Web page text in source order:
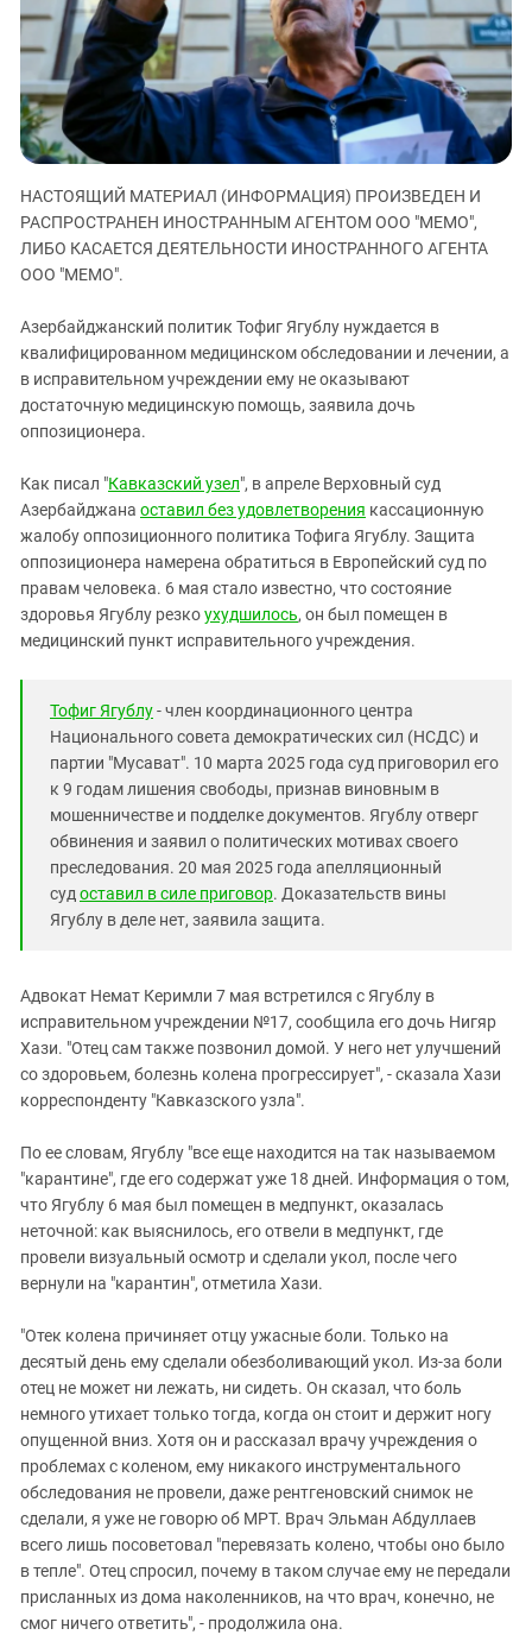
ЗАСТАВЛЯЕТ
КАВКАЗ ЗА ПАЛЕСТИНУ
ИНАКОМЫСЛИЕ В ЧЕЧНЕ
ПРЕСЛЕДОВАНИЕ АКТИВИСТОВ
МОБИЛИЗАЦИЯ И ПРОТЕСТЫ
Дагестан
Ингушетия
Кабардино-Балкария
Калмыкия
Карачаево-Черкесия
Краснодарский край
Нагорный Карабах
Российская Федерация
Северная Осетия - Алания
СКФО
Ставропольский край
Южная Осетия
Южный Кавказ
ЮФО
НАСТОЯЩИЙ МАТЕРИАЛ (ИНФОРМАЦИЯ) ПРОИЗВЕДЕН И
РАСПРОСТРАНЕН ИНОСТРАННЫМ АГЕНТОМ ООО "МЕМО",
ЛИБО КАСАЕТСЯ ДЕЯТЕЛЬНОСТИ ИНОСТРАННОГО АГЕНТА
ООО "МЕМО".
Азербайджанский политик Тофиг Ягублу нуждается в
квалифицированном медицинском обследовании и лечении, а
в исправительном учреждении ему не оказывают
достаточную медицинскую помощь, заявила дочь
оппозиционера.
Как писал "Кавказский узел", в апреле Верховный суд
Азербайджана оставил без удовлетворения кассационную
жалобу оппозиционного политика Тофига Ягублу. Защита
оппозиционера намерена обратиться в Европейский суд по
правам человека. 6 мая стало известно, что состояние
здоровья Ягублу резкоухудшилось, он был помещен в
медицинский пункт исправительного учреждения.
Тофиг Ягублу- член координационного центра
Национального совета демократических сил (НСДС) и
партии "Мусават". 10 марта 2025 года суд приговорил его
к 9 годам лишения свободы, признав виновным в
мошенничестве и подделке документов. Ягублу отверг
обвинения и заявил о политических мотивах своего
преследования. 20 мая 2025 года апелляционный
судоставил в силе приговор. Доказательств вины
Ягублу в деле нет, заявила защита.
Адвокат Немат Керимли 7 мая встретился с Ягублу в
исправительном учреждении №17, сообщила его дочь Нигяр
Хази. "Отец сам также позвонил домой. У него нет улучшений
со здоровьем, болезнь колена прогрессирует", - сказала Хази
корреспонденту "Кавказского узла".
По ее словам, Ягублу "все еще находится на так называемом
"карантине", где его содержат уже 18 дней. Информация о том,
что Ягублу 6 мая был помещен в медпункт, оказалась
неточной: как выяснилось, его отвели в медпункт, где
провели визуальный осмотр и сделали укол, после чего
вернули на "карантин", отметила Хази.
"Отек колена причиняет отцу ужасные боли. Только на
десятый день ему сделали обезболивающий укол. Из-за боли
отец не может ни лежать, ни сидеть. Он сказал, что боль
немного утихает только тогда, когда он стоит и держит ногу
опущенной вниз. Хотя он и рассказал врачу учреждения о
проблемах с коленом, ему никакого инструментального
обследования не провели, даже рентгеновский снимок не
сделали, я уже не говорю об МРТ. Врач Эльман Абдуллаев
всего лишь посоветовал "перевязать колено, чтобы оно было
в тепле". Отец спросил, почему в таком случае ему не передали
присланных из дома наколенников, на что врач, конечно, не
смог ничего ответить", - продолжила она.